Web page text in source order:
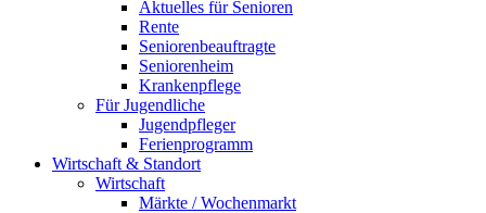
Aktuelles für Senioren
Rente
Seniorenbeauftragte
Seniorenheim
Krankenpflege
Für Jugendliche
Jugendpfleger
Ferienprogramm
Wirtschaft & Standort
Wirtschaft
Märkte / Wochenmarkt